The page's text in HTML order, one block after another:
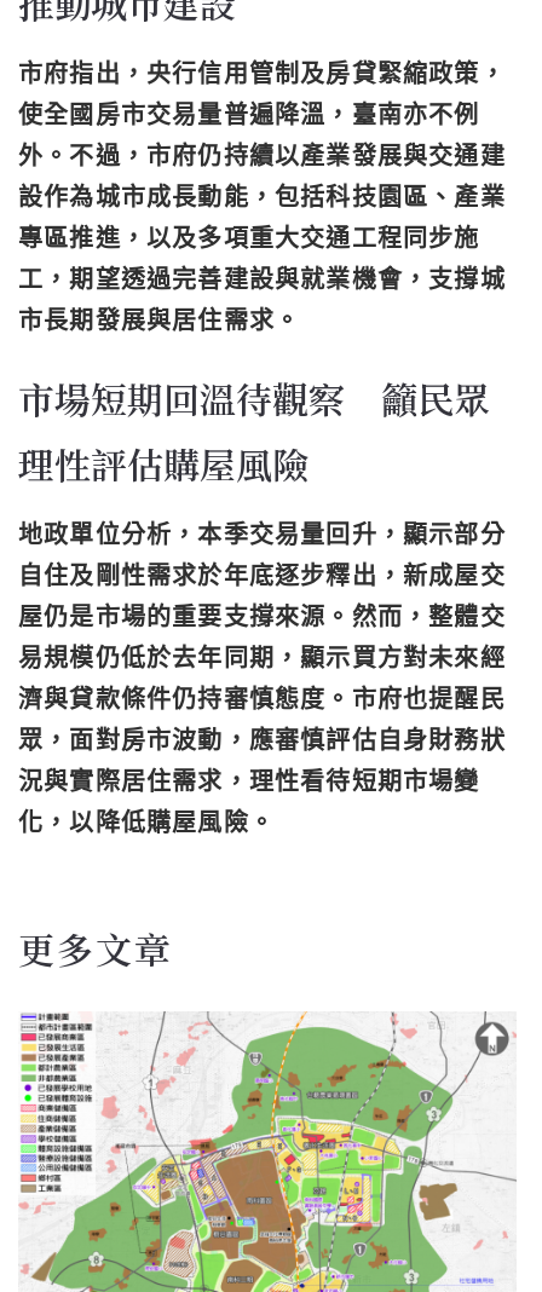
市府指出，央行信用管制及房貸緊縮政策，
使全國房市交易量普遍降溫，臺南亦不例
外。不過，市府仍持續以產業發展與交通建
設作為城市成長動能，包括科技園區、產業
專區推進，以及多項重大交通工程同步施
工，期望透過完善建設與就業機會，支撐城
市長期發展與居住需求。
市場短期回溫待觀察 籲民眾
理性評估購屋風險
地政單位分析，本季交易量回升，顯示部分
自住及剛性需求於年底逐步釋出，新成屋交
屋仍是市場的重要支撐來源。然而，整體交
易規模仍低於去年同期，顯示買方對未來經
濟與貸款條件仍持審慎態度。市府也提醒民
眾，面對房市波動，應審慎評估自身財務狀
況與實際居住需求，理性看待短期市場變
化，以降低購屋風險。
更多文章